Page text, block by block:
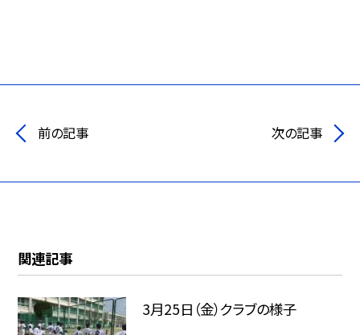
前の記事 次の記事
関連記事
3月25日（金）クラブの様子